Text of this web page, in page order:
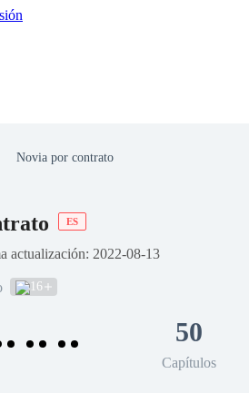
Novia por contrato
ES
actualización: 2022-08-13
16
50
Capítulos